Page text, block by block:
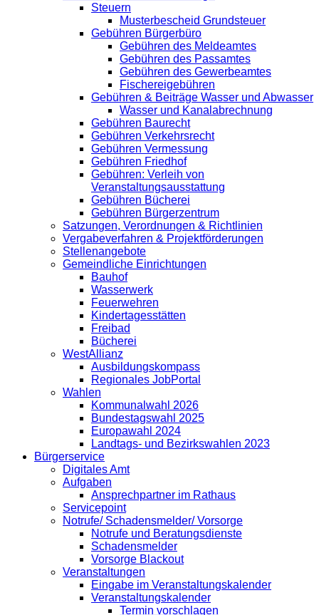
Steuern
Musterbescheid Grundsteuer
Gebühren Bürgerbüro
Gebühren des Meldeamtes
Gebühren des Passamtes
Gebühren des Gewerbeamtes
Fischereigebühren
Gebühren & Beiträge Wasser und Abwasser
Wasser und Kanalabrechnung
Gebühren Baurecht
Gebühren Verkehrsrecht
Gebühren Vermessung
Gebühren Friedhof
Gebühren: Verleih von
Veranstaltungsausstattung
Gebühren Bücherei
Gebühren Bürgerzentrum
Satzungen, Verordnungen & Richtlinien
Vergabeverfahren & Projektförderungen
Stellenangebote
Gemeindliche Einrichtungen
Bauhof
Wasserwerk
Feuerwehren
Kindertagesstätten
Freibad
Bücherei
WestAllianz
Ausbildungskompass
Regionales JobPortal
Wahlen
Kommunalwahl 2026
Bundestagswahl 2025
Europawahl 2024
Landtags- und Bezirkswahlen 2023
Bürgerservice
Digitales Amt
Aufgaben
Ansprechpartner im Rathaus
Servicepoint
Notrufe/ Schadensmelder/ Vorsorge
Notrufe und Beratungsdienste
Schadensmelder
Vorsorge Blackout
Veranstaltungen
Eingabe im Veranstaltungskalender
Veranstaltungskalender
Termin vorschlagen